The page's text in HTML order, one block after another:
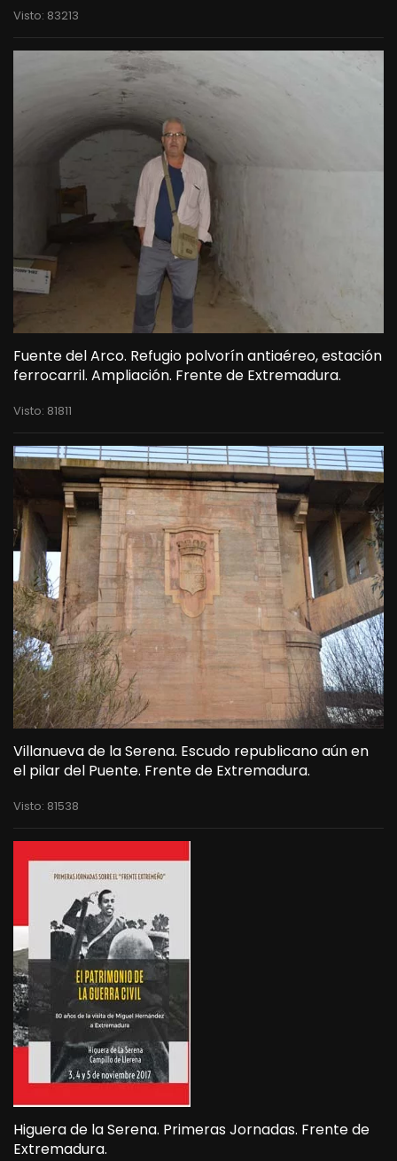
Visto: 83213
Fuente del Arco. Refugio polvorín antiaéreo, estación
ferrocarril. Ampliación. Frente de Extremadura.
Visto: 81811
Villanueva de la Serena. Escudo republicano aún en
el pilar del Puente. Frente de Extremadura.
Visto: 81538
Higuera de la Serena. Primeras Jornadas. Frente de
Extremadura.